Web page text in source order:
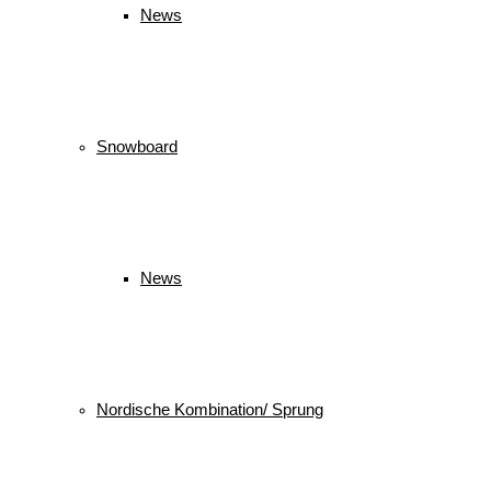
News
Snowboard
News
Nordische Kombination/ Sprung